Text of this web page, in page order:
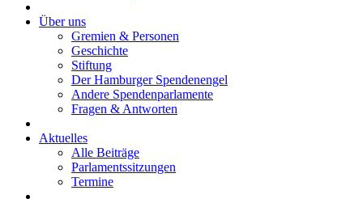
Über uns
Gremien & Personen
Geschichte
Stiftung
Der Hamburger Spendenengel
Andere Spendenparlamente
Fragen & Antworten
Aktuelles
Alle Beiträge
Parlamentssitzungen
Termine